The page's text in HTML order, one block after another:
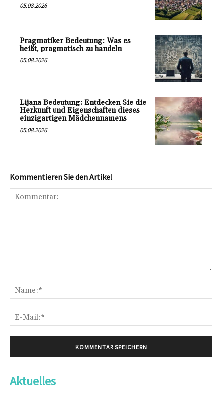
05.08.2026
Pragmatiker Bedeutung: Was es
heißt, pragmatisch zu handeln
05.08.2026
Lijana Bedeutung: Entdecken Sie die
Herkunft und Eigenschaften dieses
einzigartigen Mädchennamens
05.08.2026
Kommentieren Sie den Artikel
Aktuelles